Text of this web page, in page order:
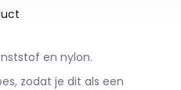
en nylon.
zodat je dit als een